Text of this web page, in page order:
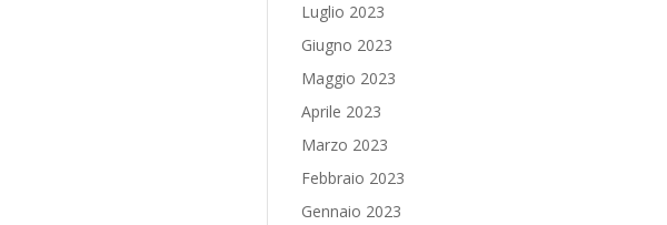
Luglio 2023
Giugno 2023
Maggio 2023
Aprile 2023
Marzo 2023
Febbraio 2023
Gennaio 2023